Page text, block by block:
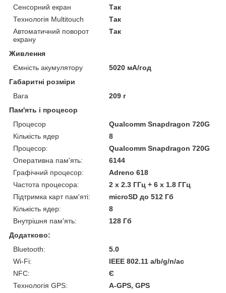
Сенсорний екран
Так
Технологія Multitouch
Так
Автоматичний поворот
екрану
Так
Живлення
Ємність акумулятору
5020 мА/год
Габаритні розміри
Вага
209 г
Пам'ять і процесор
Процесор
Qualcomm Snapdragon 720G
Кількість ядер
8
Процесор:
Qualcomm Snapdragon 720G
Оперативна пам'ять:
6144
Графічний процесор:
Adreno 618
Частота процесора:
2 х 2.3 ГГц + 6 x 1.8 ГГц
Підтримка карт пам'яті:
microSD до 512 Гб
Кількість ядер:
8
Внутрішня пам'ять:
128 Гб
Додатково:
Bluetooth:
5.0
Wi-Fi:
IEEE 802.11 a/b/g/n/ac
NFC:
Є
Технологія GPS:
A-GPS, GPS